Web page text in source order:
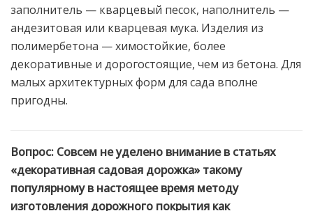
заполнитель — кварцевый песок, наполнитель —
андезитовая или кварцевая мука. Изделия из
полимербетона — химостойкие, более
декоративные и дорогостоящие, чем из бетона. Для
малых архитектурных форм для сада вполне
пригодны.
Вопрос: Совсем не уделено внимание в статьях
«декоративная садовая дорожка» такому
популярному в настоящее время методу
изготовления дорожного покрытия как